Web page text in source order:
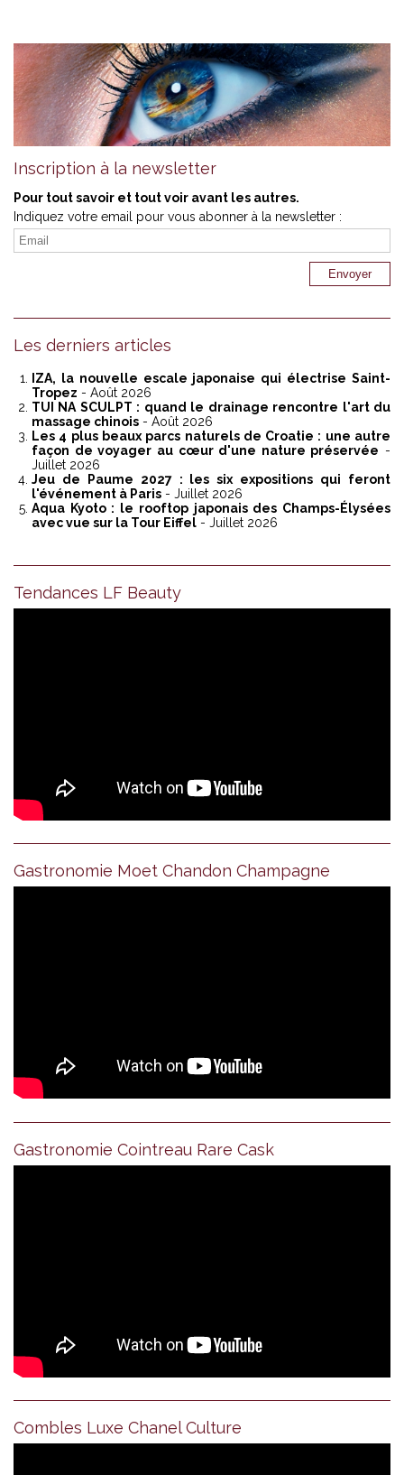
Inscription à la newsletter
Pour tout savoir et tout voir avant les autres.
Indiquez votre email pour vous abonner à la newsletter :
Les derniers articles
IZA, la nouvelle escale japonaise qui électrise Saint-
Tropez - Août 2026
TUI NA SCULPT : quand le drainage rencontre l'art du
massage chinois - Août 2026
Les 4 plus beaux parcs naturels de Croatie : une autre
façon de voyager au cœur d'une nature préservée -
Juillet 2026
Jeu de Paume 2027 : les six expositions qui feront
l'événement à Paris - Juillet 2026
Aqua Kyoto : le rooftop japonais des Champs-Élysées
avec vue sur la Tour Eiffel - Juillet 2026
Tendances LF Beauty
Gastronomie Moet Chandon Champagne
Gastronomie Cointreau Rare Cask
Combles Luxe Chanel Culture